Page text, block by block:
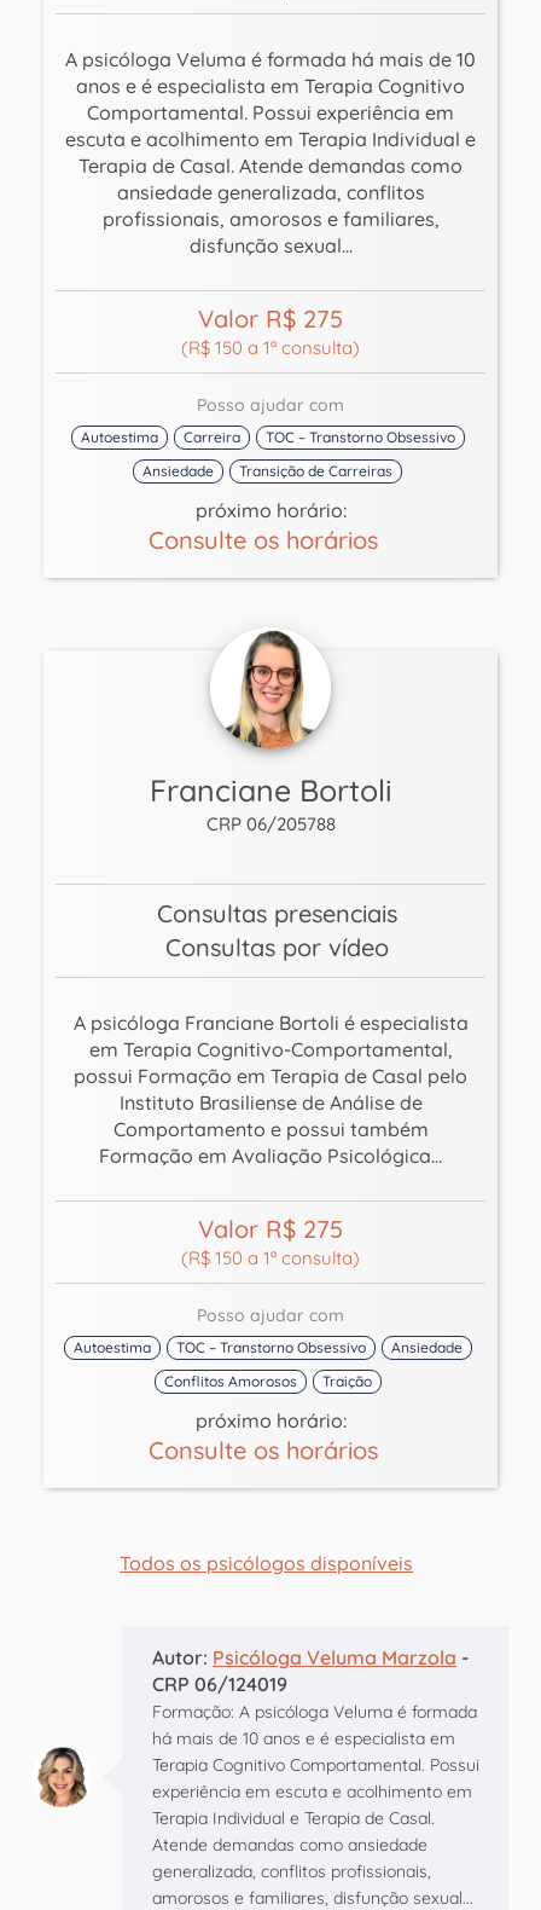
A psicóloga Veluma é formada há mais de 10
anos e é especialista em Terapia Cognitivo
Comportamental. Possui experiência em
escuta e acolhimento em Terapia Individual e
Terapia de Casal. Atende demandas como
ansiedade generalizada, conflitos
profissionais, amorosos e familiares,
disfunção sexual...
Valor R$ 275
(R$ 150 a 1ª consulta)
Posso ajudar com
Autoestima Carreira
TOC – Transtorno Obsessivo
Ansiedade
Transição de Carreiras
próximo horário:
Consulte os horários
Franciane Bortoli
CRP 06/205788
Consultas presenciais
Consultas por vídeo
A psicóloga Franciane Bortoli é especialista
em Terapia Cognitivo-Comportamental,
possui Formação em Terapia de Casal pelo
Instituto Brasiliense de Análise de
Comportamento e possui também
Formação em Avaliação Psicológica...
Valor R$ 275
(R$ 150 a 1ª consulta)
Posso ajudar com
Autoestima TOC – Transtorno Obsessivo
Ansiedade
Conflitos Amorosos
Traição
próximo horário:
Consulte os horários
Todos os psicólogos disponíveis
Autor: Psicóloga Veluma Marzola -
CRP 06/124019
Formação: A psicóloga Veluma é formada
há mais de 10 anos e é especialista em
Terapia Cognitivo Comportamental. Possui
experiência em escuta e acolhimento em
Terapia Individual e Terapia de Casal.
Atende demandas como ansiedade
generalizada, conflitos profissionais,
amorosos e familiares, disfunção sexual...